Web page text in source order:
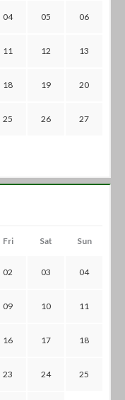
04 05 06
11 12 13
18 19 20
25 26 27
Fri Sat Sun
02 03 04
09 10 11
16 17 18
23 24 25